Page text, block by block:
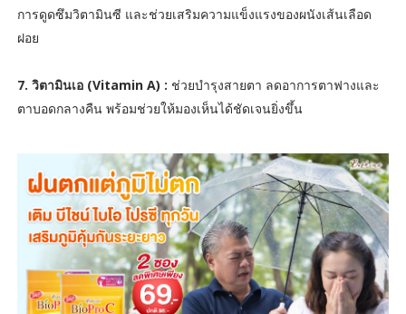
การดูดซึมวิตามินซี และช่วยเสริมความแข็งแรงของผนังเส้นเลือด
ฝอย
7. วิตามินเอ (Vitamin A) : ช่วยบำรุงสายตา ลดอาการตาฟางและ
ตาบอดกลางคืน พร้อมช่วยให้มองเห็นได้ชัดเจนยิ่งขึ้น